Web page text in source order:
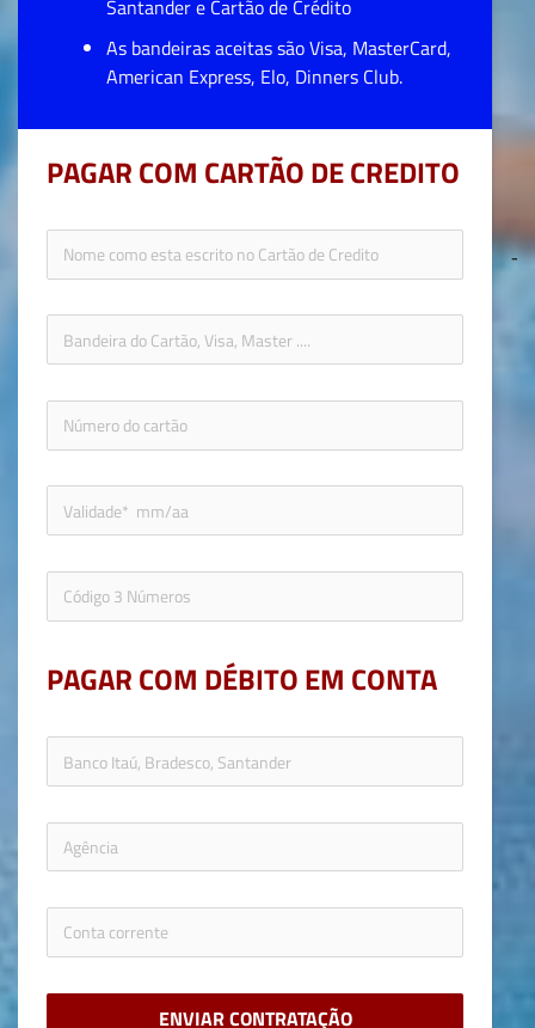
Santander e Cartão de Crédito
As bandeiras aceitas são Visa, MasterCard,
American Express, Elo, Dinners Club.
PAGAR COM CARTÃO DE CREDITO
icon-
PAGAR COM DÉBITO EM CONTA
ENVIAR CONTRATAÇÃO